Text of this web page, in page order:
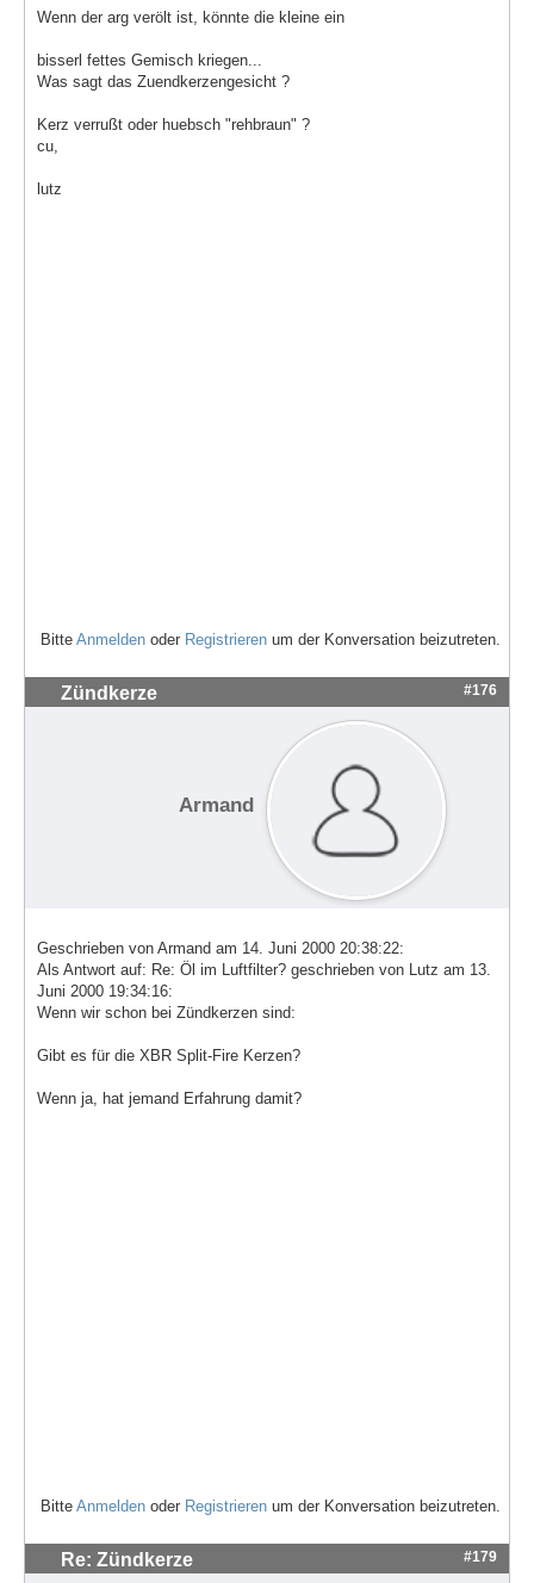
Wenn der arg verölt ist, könnte die kleine ein
bisserl fettes Gemisch kriegen...
Was sagt das Zuendkerzengesicht ?
Kerz verrußt oder huebsch "rehbraun" ?
cu,
lutz
Bitte Anmelden oder Registrieren um der Konversation beizutreten.
Zündkerze #176
Armand
Geschrieben von Armand am 14. Juni 2000 20:38:22:
Als Antwort auf: Re: Öl im Luftfilter? geschrieben von Lutz am 13.
Juni 2000 19:34:16:
Wenn wir schon bei Zündkerzen sind:
Gibt es für die XBR Split-Fire Kerzen?
Wenn ja, hat jemand Erfahrung damit?
Bitte Anmelden oder Registrieren um der Konversation beizutreten.
Re: Zündkerze #179